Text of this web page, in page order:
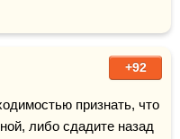
+92
признать, что
либо сдадите назад